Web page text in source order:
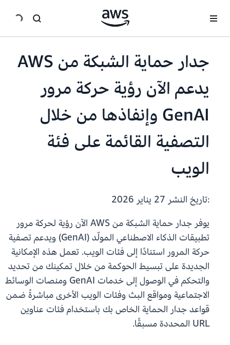
جدار حماية الشبكة من AWS
يدعم الآن رؤية حركة مرور
GenAI وإنفاذها من خلال
التصفية القائمة على فئة
الويب
:تاريخ النشر
يوفر جدار حماية الشبكة من AWS الآن رؤية لحركة مرور
تطبيقات الذكاء الاصطناعي المولّد (GenAI) ويدعم تصفية
حركة المرور استنادًا إلى فئات الويب. تعمل هذه الإمكانية
الجديدة على تبسيط الحوكمة من خلال تمكينك من تحديد
والتحكم في الوصول إلى خدمات GenAI ومنصات الوسائط
الاجتماعية ومواقع البث وفئات الويب الأخرى مباشرةً ضمن
قواعد جدار الحماية الخاص بك باستخدام فئات عناوين
URL المحددة مسبقًا.